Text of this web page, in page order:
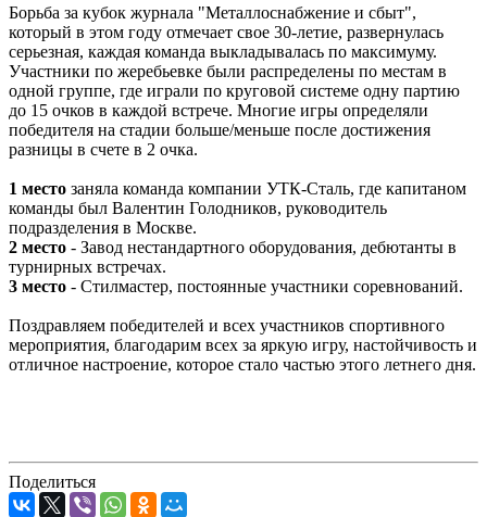
Борьба за кубок журнала "Металлоснабжение и сбыт",
который в этом году отмечает свое 30-летие, развернулась
серьезная, каждая команда выкладывалась по максимуму.
Участники по жеребьевке были распределены по местам в
одной группе, где играли по круговой системе одну партию
до 15 очков в каждой встрече. Многие игры определяли
победителя на стадии больше/меньше после достижения
разницы в счете в 2 очка.
1 место заняла команда компании УТК-Сталь, где капитаном
команды был Валентин Голодников, руководитель
подразделения в Москве.
2 место - Завод нестандартного оборудования, дебютанты в
турнирных встречах.
3 место - Стилмастер, постоянные участники соревнований.
Поздравляем победителей и всех участников спортивного
мероприятия, благодарим всех за яркую игру, настойчивость и
отличное настроение, которое стало частью этого летнего дня.
Поделиться